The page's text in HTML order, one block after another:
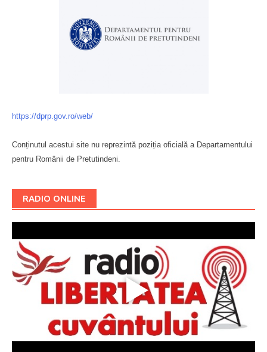
https://dprp.gov.ro/web/
Conținutul acestui site nu reprezintă poziția oficială a Departamentului
pentru Românii de Pretutindeni.
RADIO ONLINE